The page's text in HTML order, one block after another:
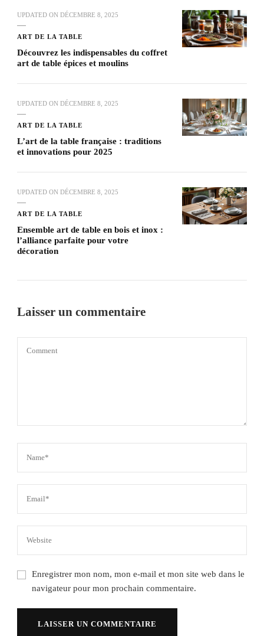
UPDATED ON DÉCEMBRE 8, 2025
ART DE LA TABLE
Découvrez les indispensables du coffret
art de table épices et moulins
UPDATED ON DÉCEMBRE 8, 2025
ART DE LA TABLE
L’art de la table française : traditions
et innovations pour 2025
UPDATED ON DÉCEMBRE 8, 2025
ART DE LA TABLE
Ensemble art de table en bois et inox :
l’alliance parfaite pour votre
décoration
Laisser un commentaire
Enregistrer mon nom, mon e-mail et mon site web dans le
navigateur pour mon prochain commentaire.